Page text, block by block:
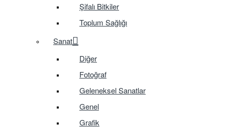
Şifalı Bitkiler
Toplum Sağlığı
Sanat
Diğer
Fotoğraf
Geleneksel Sanatlar
Genel
Grafik